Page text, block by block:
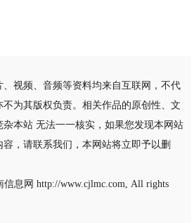
视频、音频等资料均来自互联网，不代
为其版权负责。相关作品的原创性、文
本站 无法一一核实，如果您发现本网站
，请联系我们，本网站将立即予以删
信息网 http://www.cjlmc.com, All rights